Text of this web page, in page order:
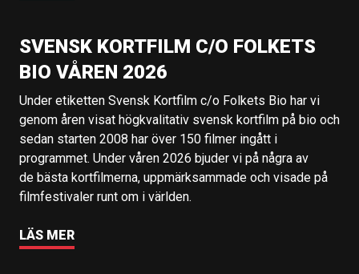
SVENSK KORTFILM C/O FOLKETS
BIO VÅREN 2026
Under etiketten Svensk Kortfilm c/o Folkets Bio har vi
genom åren visat högkvalitativ svensk kortfilm på bio och
sedan starten 2008 har över 150 filmer ingått i
programmet. Under våren 2026 bjuder vi på några av
de bästa kortfilmerna, uppmärksammade och visade på
filmfestivaler runt om i världen.
LÄS MER